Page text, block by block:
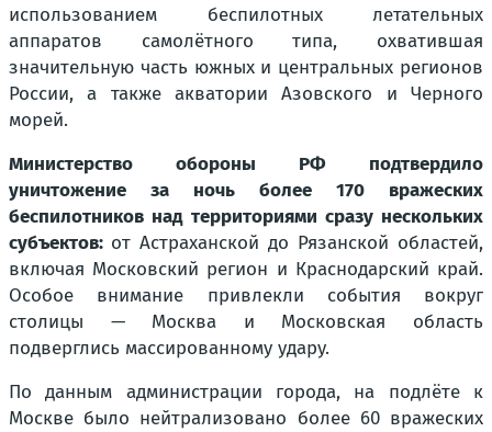
использованием беспилотных летательных
аппаратов самолётного типа, охватившая
значительную часть южных и центральных регионов
России, а также акватории Азовского и Черного
морей.
Министерство обороны РФ подтвердило
уничтожение за ночь более 170 вражеских
беспилотников над территориями сразу нескольких
субъектов: от Астраханской до Рязанской областей,
включая Московский регион и Краснодарский край.
Особое внимание привлекли события вокруг
столицы — Москва и Московская область
подверглись массированному удару.
По данным администрации города, на подлёте к
Москве было нейтрализовано более 60 вражеских